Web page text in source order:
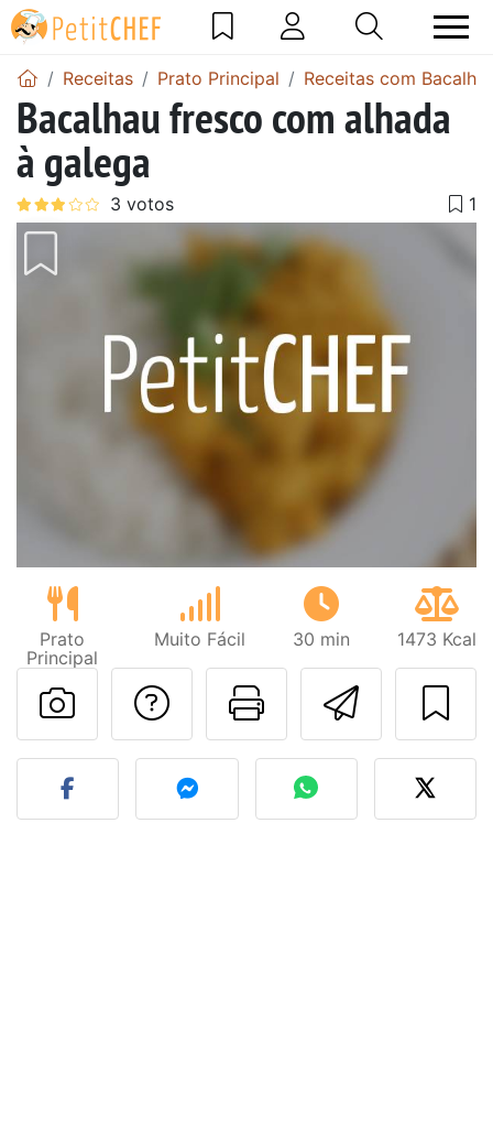
Receitas Prato Principal Receitas com
Bacalhau fresco com alhada
à galega
Prato
Principal
Muito Fácil 30 min 1473 Kcal
Imprima
Falar com o autor
Fez esta receita?